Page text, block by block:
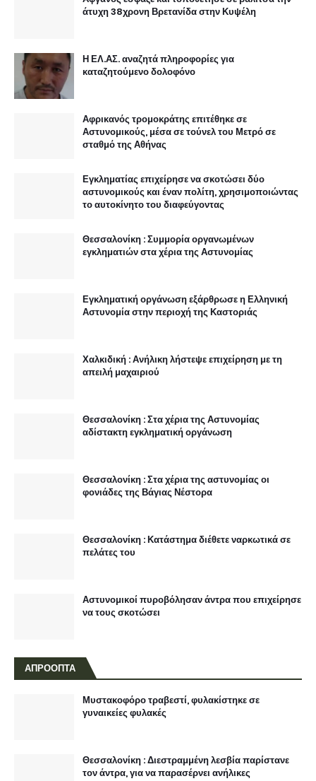
άτυχη 38χρονη Βρετανίδα στην Κυψέλη
Η ΕΛ.ΑΣ. αναζητά πληροφορίες για
καταζητούμενο δολοφόνο
Αφρικανός τρομοκράτης επιτέθηκε σε
Αστυνομικούς, μέσα σε τούνελ του Μετρό σε
σταθμό της Αθήνας
Εγκληματίας επιχείρησε να σκοτώσει δύο
αστυνομικούς και έναν πολίτη, χρησιμοποιώντας
το αυτοκίνητο του διαφεύγοντας
Θεσσαλονίκη : Συμμορία οργανωμένων
εγκληματιών στα χέρια της Αστυνομίας
Εγκληματική οργάνωση εξάρθρωσε η Ελληνική
Αστυνομία στην περιοχή της Καστοριάς
Χαλκιδική : Ανήλικη λήστεψε επιχείρηση με τη
απειλή μαχαιριού
Θεσσαλονίκη : Στα χέρια της Αστυνομίας
αδίστακτη εγκληματική οργάνωση
Θεσσαλονίκη : Στα χέρια της αστυνομίας οι
φονιάδες της Βάγιας Νέστορα
Θεσσαλονίκη : Κατάστημα διέθετε ναρκωτικά σε
πελάτες του
Αστυνομικοί πυροβόλησαν άντρα που επιχείρησε
να τους σκοτώσει
ΑΠΡΟΟΠΤΑ
Μυστακοφόρο τραβεστί, φυλακίστηκε σε
γυναικείες φυλακές
Θεσσαλονίκη : Διεστραμμένη λεσβία παρίστανε
τον άντρα, για να παρασέρνει ανήλικες